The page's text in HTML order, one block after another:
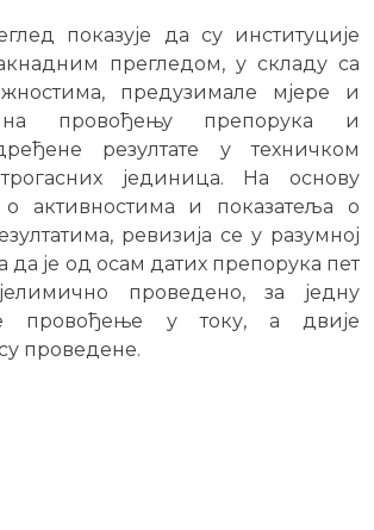
показује да су институције
прегледом, у складу са
предузимале мјере и
на провођењу препорука и
резултате у техничком
јединица. На основу
активностима и показатеља о
ревизија се у разумној
да је од осам датих препорука пет
проведено, за једну
провођење у току, а двије
проведене.